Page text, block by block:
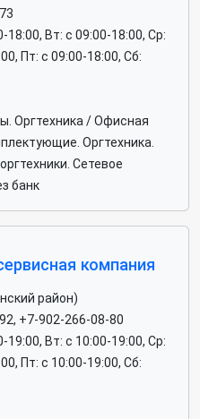
18:00, Вт: c 09:00-18:00, Ср:
Пт: c 09:00-18:00, Сб:
Оргтехника / Офисная
Оргтехника.
Сетевое
банк
компания
район)
+7-902-266-08-80
19:00, Вт: c 10:00-19:00, Ср:
Пт: c 10:00-19:00, Сб: